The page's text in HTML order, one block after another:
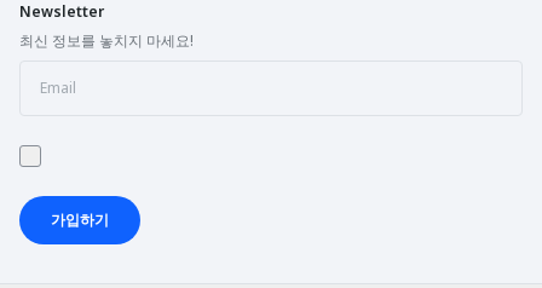
Newsletter
최신 정보를 놓치지 마세요!
가입하기